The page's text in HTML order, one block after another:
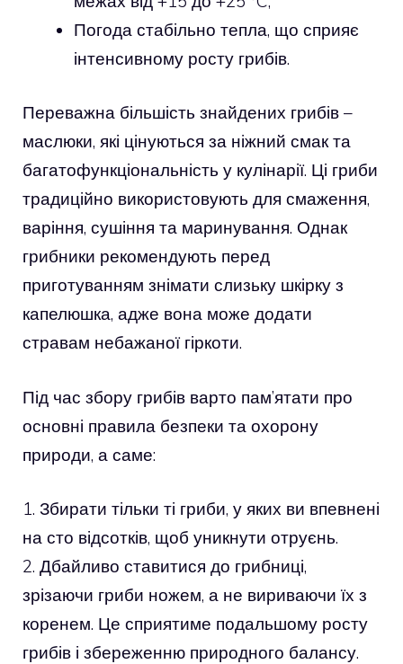
Погода стабільно тепла, що сприяє
інтенсивному росту грибів.
Переважна більшість знайдених грибів –
маслюки, які цінуються за ніжний смак та
багатофункціональність у кулінарії. Ці гриби
традиційно використовують для смаження,
варіння, сушіння та маринування. Однак
грибники рекомендують перед
приготуванням знімати слизьку шкірку з
капелюшка, адже вона може додати
стравам небажаної гіркоти.
Під час збору грибів варто пам’ятати про
основні правила безпеки та охорону
природи, а саме:
1. Збирати тільки ті гриби, у яких ви впевнені
на сто відсотків, щоб уникнути отруєнь.
2. Дбайливо ставитися до грибниці,
зрізаючи гриби ножем, а не вириваючи їх з
коренем. Це сприятиме подальшому росту
грибів і збереженню природного балансу.